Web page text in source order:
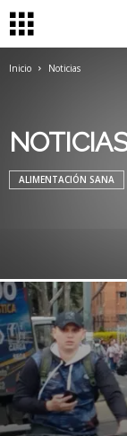
Inicio Noticias
ALIMENTACIÓN SANA